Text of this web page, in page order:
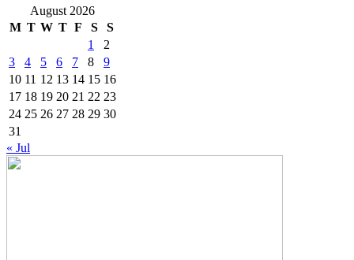
August 2026
M T W T F S
S
1
2
3
4 5 6 7 8
9
10 11 12 13 14 15 16
17 18 19 20 21 22 23
24 25 26 27 28 29 30
31
« Jul